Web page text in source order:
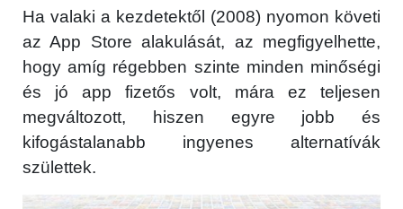
Ha valaki a kezdetektől (2008) nyomon követi
az App Store alakulását, az megfigyelhette,
hogy amíg régebben szinte minden minőségi
és jó app fizetős volt, mára ez teljesen
megváltozott, hiszen egyre jobb és
kifogástalanabb ingyenes alternatívák
születtek.